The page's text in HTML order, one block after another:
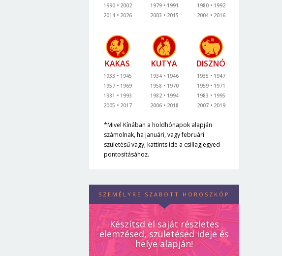
1990
2002
2014
2026
1979
1991
2003
2015
1980
1992
2004
2016
KAKAS
1933
1945
1957
1969
1981
1993
2005
2017
KUTYA
1934
1946
1958
1970
1982
1994
2006
2018
DISZNÓ
1935
1947
1959
1971
1983
1995
2007
2019
*Mivel Kínában a holdhónapok alapján
számolnak, ha januári, vagy februári
születésű vagy, kattints ide a csillagjegyed
pontosításához.
SZEMÉLYRE SZABOTT HOROSZKÓP
Készítsd el saját részletes
elemzésed, születésed ideje és
helye alapján!